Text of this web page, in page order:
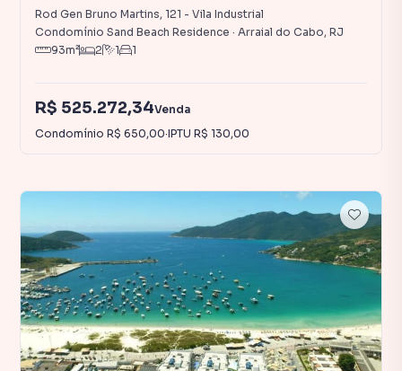
Rod Gen Bruno Martins, 121 - Vila Industrial
Condomínio Sand Beach Residence · Arraial do Cabo, RJ
93m² 2 1 1
R$ 525.272,34Venda
Condomínio R$ 650,00·IPTU R$ 130,00